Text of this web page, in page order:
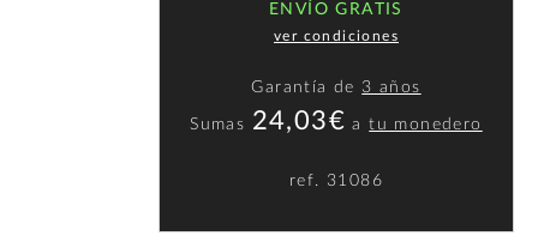
ENVÍO GRATIS
ver condiciones
Garantía de 3 años
Sumas 24,03€ atu monedero
ref. 31086